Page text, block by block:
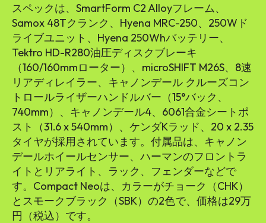
スペックは、SmartForm C2 Alloyフレーム、
Samox 48Tクランク、Hyena MRC-250、250Wド
ライブユニット、Hyena 250Whバッテリー、
Tektro HD-R280油圧ディスクブレーキ
（160/160mmローター）、microSHIFT M26S、8速
リアディレイラー、キャノンデール クルーズコン
トロールライザーハンドルバー（15°バック、
740mm）、キャノンデール4、6061合金シートポ
スト（31.6 x 540mm）、ケンダKラッド、20 x 2.35
タイヤが採用されています。付属品は、キャノン
デールホイールセンサー、ハーマンのフロントラ
イトとリアライト、ラック、フェンダーなどで
す。Compact Neoは、カラーがチョーク（CHK）
とスモークブラック（SBK）の2色で、価格は29万
円（税込）です。